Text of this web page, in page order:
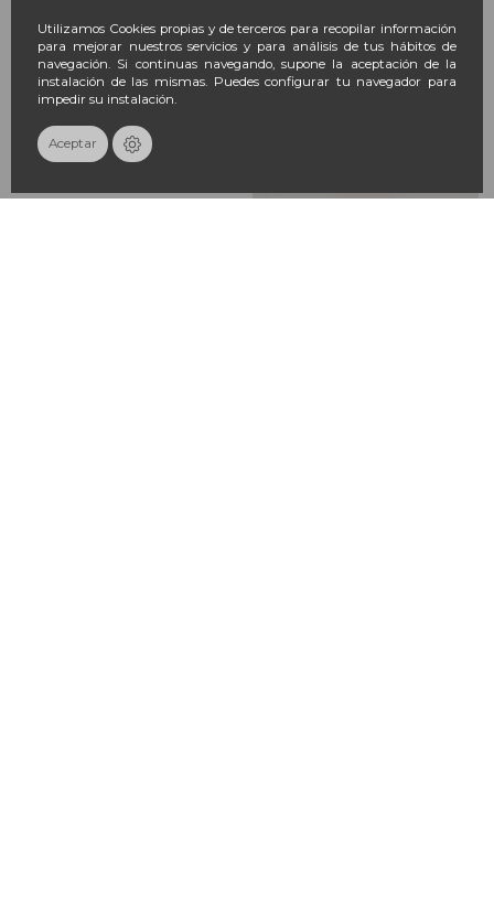
Utilizamos Cookies propias y de terceros para recopilar información
para mejorar nuestros servicios y para análisis de tus hábitos de
navegación. Si continuas navegando, supone la aceptación de la
instalación de las mismas. Puedes configurar tu navegador para
impedir su instalación.
Aceptar